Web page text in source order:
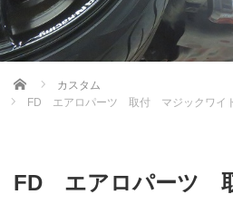
Home
カスタム
FD エアロパーツ 取付 マジックワイ
FD エアロパーツ